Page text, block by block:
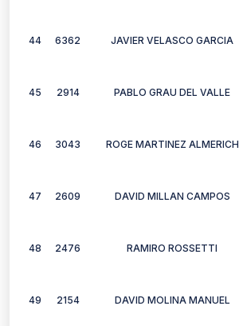
44 6362 JAVIER VELASCO GARCIA
45 2914 PABLO GRAU DEL VALLE
46 3043 ROGE MARTINEZ ALMERICH
47 2609 DAVID MILLAN CAMPOS
48 2476 RAMIRO ROSSETTI
49 2154 DAVID MOLINA MANUEL